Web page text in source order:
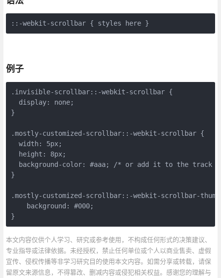
::-webkit-scrollbar { styles here }
例子
.invisible-scrollbar::-webkit-scrollbar {
  display: none;
}
.mostly-customized-scrollbar::-webkit-scrollbar {
  width: 5px;
  height: 8px;
background-color: #aaa; /* or add it to the track
}
.mostly-customized-scrollbar::-webkit-scrollbar-
    background: #000;
}
本文内容仅供个人学习、研究或参考使用，不构成任何形式的决策建议、
专业指导或法律依据。未经授权，禁止任何单位或个人以商业售卖、虚假
宣传、侵权传播等非学习研究目的使用本文内容。如需分享或转载，请保
留原文来源信息，不得篡改、删减内容或侵犯相关权益。感谢您的理解与